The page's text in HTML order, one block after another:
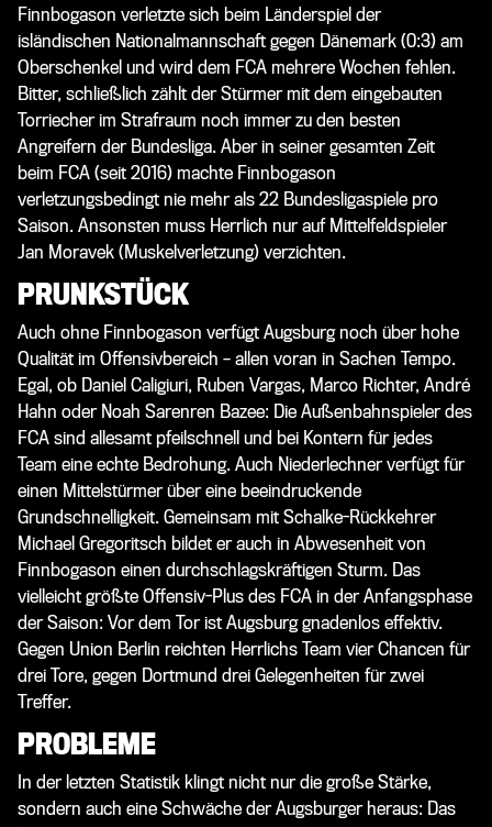
Finnbogason verletzte sich beim Länderspiel der
isländischen Nationalmannschaft gegen Dänemark (0:3) am
Oberschenkel und wird dem FCA mehrere Wochen fehlen.
Bitter, schließlich zählt der Stürmer mit dem eingebauten
Torriecher im Strafraum noch immer zu den besten
Angreifern der Bundesliga. Aber in seiner gesamten Zeit
beim FCA (seit 2016) machte Finnbogason
verletzungsbedingt nie mehr als 22 Bundesligaspiele pro
Saison. Ansonsten muss Herrlich nur auf Mittelfeldspieler
Jan Moravek (Muskelverletzung) verzichten.
PRUNKSTÜCK
Auch ohne Finnbogason verfügt Augsburg noch über hohe
Qualität im Offensivbereich – allen voran in Sachen Tempo.
Egal, ob Daniel Caligiuri, Ruben Vargas, Marco Richter, André
Hahn oder Noah Sarenren Bazee: Die Außenbahnspieler des
FCA sind allesamt pfeilschnell und bei Kontern für jedes
Team eine echte Bedrohung. Auch Niederlechner verfügt für
einen Mittelstürmer über eine beeindruckende
Grundschnelligkeit. Gemeinsam mit Schalke-Rückkehrer
Michael Gregoritsch bildet er auch in Abwesenheit von
Finnbogason einen durchschlagskräftigen Sturm. Das
vielleicht größte Offensiv-Plus des FCA in der Anfangsphase
der Saison: Vor dem Tor ist Augsburg gnadenlos effektiv.
Gegen Union Berlin reichten Herrlichs Team vier Chancen für
drei Tore, gegen Dortmund drei Gelegenheiten für zwei
Treffer.
PROBLEME
In der letzten Statistik klingt nicht nur die große Stärke,
sondern auch eine Schwäche der Augsburger heraus: Das